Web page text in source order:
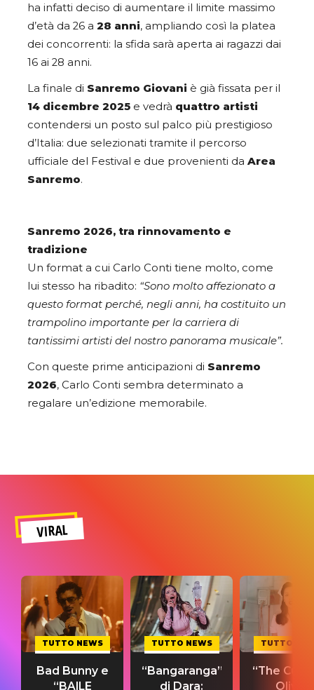
ha infatti deciso di aumentare il limite massimo
d’età da 26 a 28 anni, ampliando così la platea
dei concorrenti: la sfida sarà aperta ai ragazzi dai
16 ai 28 anni.
La finale di Sanremo Giovani è già fissata per il
14 dicembre 2025 e vedrà quattro artisti
contendersi un posto sul palco più prestigioso
d’Italia: due selezionati tramite il percorso
ufficiale del Festival e due provenienti da Area
Sanremo.
Sanremo 2026, tra rinnovamento e
tradizione
Un format a cui Carlo Conti tiene molto, come
lui stesso ha ribadito: “Sono molto affezionato a
questo format perché, negli anni, ha costituito un
trampolino importante per la carriera di
tantissimi artisti del nostro panorama musicale”.
Con queste prime anticipazioni di Sanremo
2026, Carlo Conti sembra determinato a
regalare un’edizione memorabile.
VIRAL
TUTTO NEWS
Bad Bunny e
“BAILE
TUTTO NEWS
“Bangaranga”
di Dara:
TUTTO
“The
Olivia